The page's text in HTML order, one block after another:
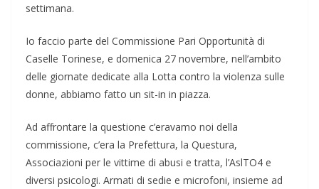
settimana.
Io faccio parte del Commissione Pari Opportunità di
Caselle Torinese, e domenica 27 novembre, nell’ambito
delle giornate dedicate alla Lotta contro la violenza sulle
donne, abbiamo fatto un sit-in in piazza.
Ad affrontare la questione c’eravamo noi della
commissione, c’era la Prefettura, la Questura,
Associazioni per le vittime di abusi e tratta, l’AslTO4 e
diversi psicologi. Armati di sedie e microfoni, insieme ad